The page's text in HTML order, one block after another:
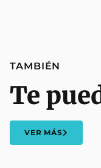
TAMBIÉN
Te
VER MÁS